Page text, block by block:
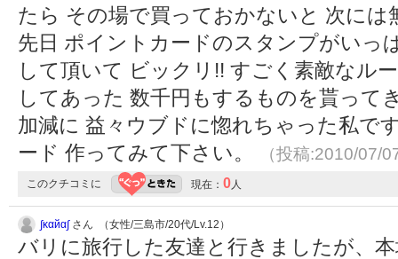
たら その場で買っておかないと 次に
先日 ポイントカードのスタンプがいっ
して頂いて ビックリ!! すごく素敵なル
してあった 数千円もするものを貰って
加減に 益々ウブドに惚れちゃった私で
ード 作ってみて下さい。
（投稿:2010/07/
このクチコミに 現在： 0人
∫καйα∫さん （女性/三島市/20代/Lv.12）
バリに旅行した友達と行きましたが、